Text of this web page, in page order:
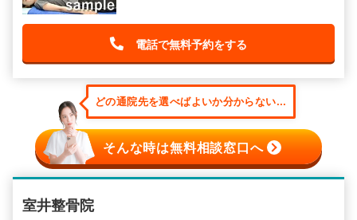
電話で無料予約をする
どの通院先を選べばよいか分からない...
そんな時は無料相談窓口へ
室井整骨院